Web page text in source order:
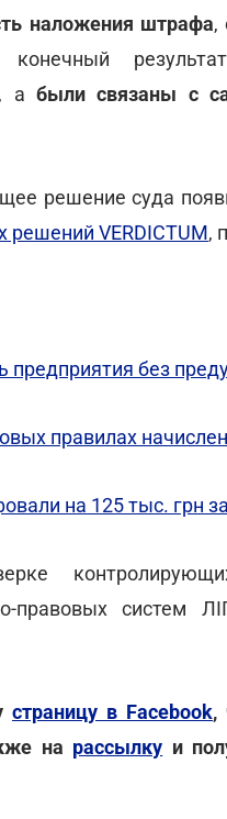
наложения штрафа,
абыли связаны с
решение суда
решений VERDICTUM,
предприятия без
правилах
на 125 тыс. грн
правовых систем
страницу в Facebook,
на рассылку и